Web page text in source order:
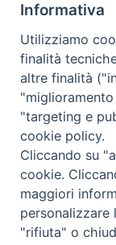
Curia
Via del
Tel. 0586 276211
Fax 0586 276243
Informativa
Utilizziamo
finalità
altre finalità
"targeting e
cookie policy.
Cliccando su
cookie.
maggiori
personalizzare
"rifiuta" o